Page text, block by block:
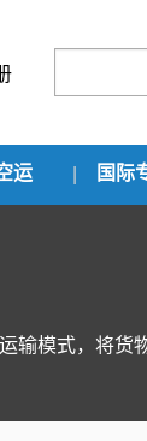
运 国际
输模式，将货